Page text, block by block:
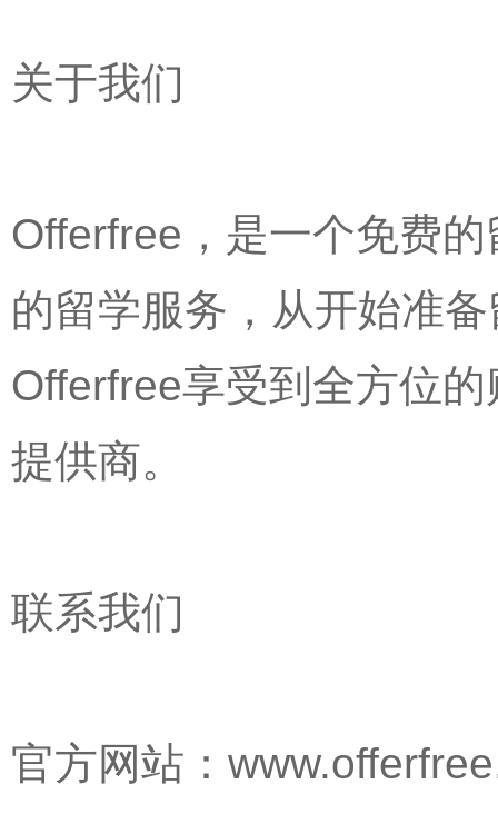
关于我们
Offerfree，是一个免费
的留学服务，从开始准
Offerfree享受到全方位
提供商。
联系我们
官方网站：